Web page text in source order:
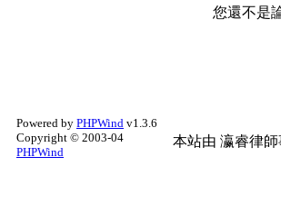
您還不是
Powered by PHPWind v1.3.6
Copyright © 2003-04
PHPWind
本站由 瀛睿律